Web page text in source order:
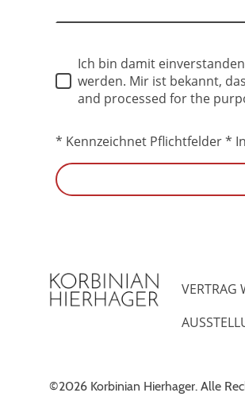
Ich bin damit
werden. Mir ist bekannt,
and processed for the
* Kennzeichnet Pflichtfelder *
VERTRAG
©2026 Korbinian Hierhager. Alle